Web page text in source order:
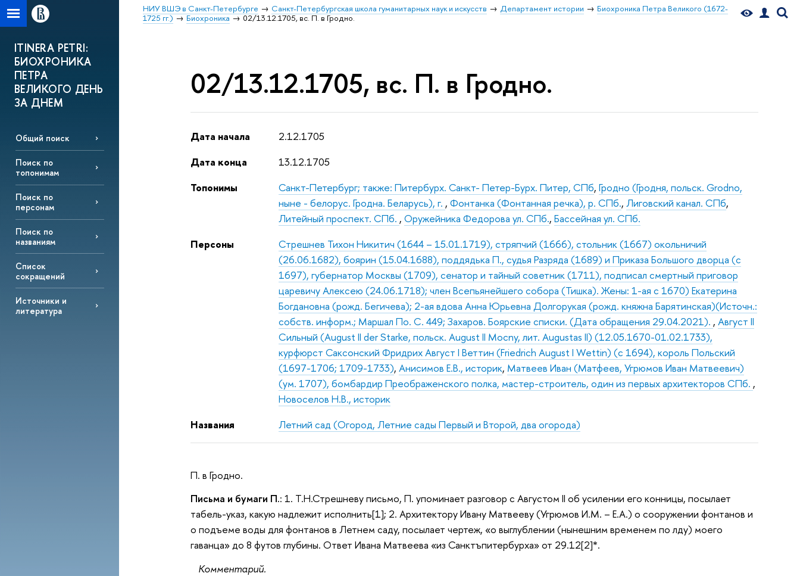
НИУ ВШЭ в Санкт-Петербурге Санкт-Петербургская школа гуманитарных наук и искусств Департамент истории
Биохроника Петра Великого (1672-
1725 гг.)
Биохроника 02/13.12.1705, вс. П. в Гродно.
ITINERA PETRI:
БИОХРОНИКА
ПЕТРА
ВЕЛИКОГО ДЕНЬ
ЗА ДНЕМ
Общий поиск
Поиск по
топонимам
Поиск по
персонам
Поиск по
названиям
Список
сокращений
Источники и
литература
02/13.12.1705, вс. П. в Гродно.
Дата начала
2.12.1705
Дата конца
13.12.1705
Топонимы
Санкт-Петербург; также: Питербурх. Санкт- Петер-Бурх. Питер, СПб,Гродно (Гродня, польск. Grodno,
ныне - белорус. Гродна. Беларусь), г. ,Фонтанка (Фонтанная речка), р. СПб.,Лиговский канал. СПб,
Литейный проспект. СПб. ,Оружейника Федорова ул. СПб.,Бассейная ул. СПб.
Персоны
Стрешнев Тихон Никитич (1644 – 15.01.1719), стряпчий (1666), стольник (1667) окольничий
(26.06.1682), боярин (15.04.1688), поддядька П., судья Разряда (1689) и Приказа Большого дворца (с
1697), губернатор Москвы (1709), сенатор и тайный советник (1711), подписал смертный приговор
царевичу Алексею (24.06.1718); член Всепьянейшего собора (Тишка). Жены: 1-ая с 1670) Екатерина
Богдановна (рожд. Бегичева); 2-ая вдова Анна Юрьевна Долгорукая (рожд. княжна Барятинская)(Источн.:
собств. информ.; Маршал По. С. 449; Захаров. Боярские списки. (Дата обращения 29.04.2021). ,Август II
Сильный (August II der Starke, польск. August II Mocny, лит. Augustas II) (12.05.1670-01.02.1733),
курфюрст Саксонский Фридрих Август I Веттин (Friedrich August I Wettin) (с 1694), король Польский
(1697-1706; 1709-1733),Анисимов Е.В., историк, Матвеев Иван (Матфеев, Угрюмов Иван Матвеевич)
(ум. 1707), бомбардир Преображенского полка, мастер-строитель, один из первых архитекторов СПб. ,
Новоселов Н.В., историк
Названия
Летний сад (Огород, Летние сады Первый и Второй, два огорода)
П. в Гродно.
Письма и бумаги П.: 1. Т.Н.Стрешневу письмо, П. упоминает разговор с Августом II об усилении его конницы, посылает
табель-указ, какую надлежит исполнить[1]; 2. Архитектору Ивану Матвееву (Угрюмов И.М. – Е.А.) о сооружении фонтанов и
о подъеме воды для фонтанов в Летнем саду, посылает чертеж, «о выглублении (нынешним временем по лду) моего
гаванца» до 8 футов глубины. Ответ Ивана Матвеева «из Санктъпитербурха» от 29.12[2]*.
Комментарий.